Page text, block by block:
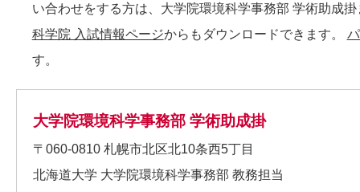
い合わせをする方は、大学院環境科学事務部 学術助成
科学院 入試情報ページからもダウンロードできます。
す。
大学院環境科学事務部 学術助成掛
〒060-0810 札幌市北区北10条西5丁目
北海道大学 大学院環境科学事務部 教務担当